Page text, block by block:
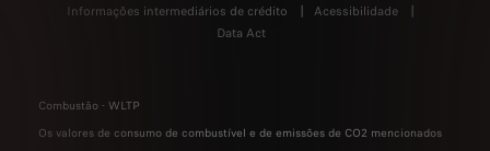
Informações intermediários de crédito
Acessibilidade
Data Act
Combustão - WLTP
Os valores de consumo de combustível e de emissões de CO2 mencionados